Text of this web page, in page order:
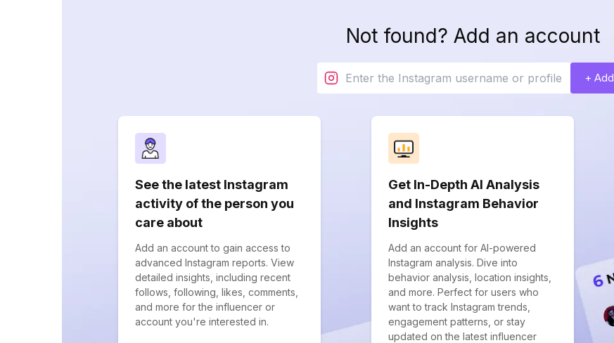
Not found? Add an account
+ Add
See the latest Instagram
activity of the person you
care about
Add an account to gain access to
advanced Instagram reports. View
detailed insights, including recent
follows, following, likes, comments,
and more for the influencer or
account you're interested in.
Get In-Depth AI Analysis
and Instagram Behavior
Insights
Add an account for AI-powered
Instagram analysis. Dive into
behavior analysis, location insights,
and more. Perfect for users who
want to track Instagram trends,
engagement patterns, or stay
updated on the latest influencer